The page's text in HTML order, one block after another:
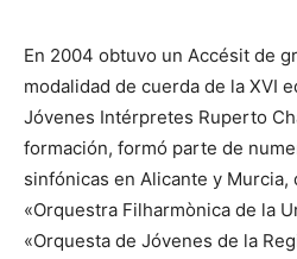
En 2004 obtuvo un Accésit de
modalidad de cuerda de la XVI
Jóvenes Intérpretes Ruperto
formación, formó parte de
sinfónicas en Alicante y
«Orquestra Filharmònica de la
«Orquesta de Jóvenes de la